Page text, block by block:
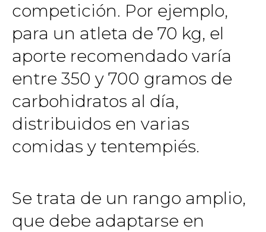
competición. Por ejemplo,
para un atleta de 70 kg, el
aporte recomendado varía
entre 350 y 700 gramos de
carbohidratos al día,
distribuidos en varias
comidas y tentempiés.
Se trata de un rango amplio,
que debe adaptarse en